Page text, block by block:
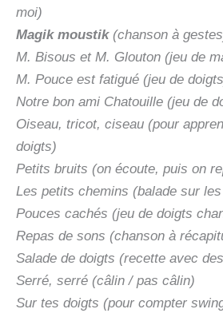
moi)
Magik moustik(chanson à
M. Bisous et M. Glouton (jeu de
M. Pouce est fatigué (jeu de
Notre bon ami Chatouille (jeu de
Oiseau, tricot, ciseau (pour
doigts)
Petits bruits (on écoute, puis on
Les petits chemins (balade sur
Pouces cachés (jeu de doigts
Repas de sons (chanson à
Salade de doigts (recette avec
Serré, serré (câlin / pas câlin)
Sur tes doigts (pour compter